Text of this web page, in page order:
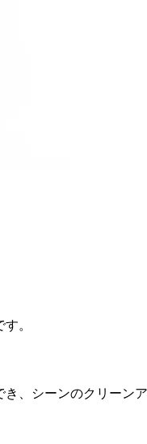
。
、シーンのクリーン